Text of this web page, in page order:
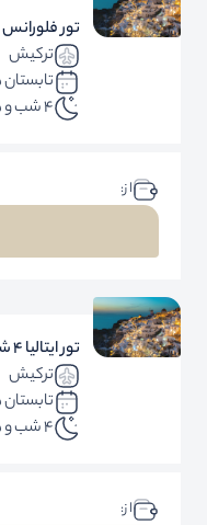
تور فلورانس
ترکیش
تابستان 1405
4 شب و 5 روز
ا ز:
تور ایتالیا 4 شب
ترکیش
تابستان 1405
4 شب و 5 روز
ا ز: